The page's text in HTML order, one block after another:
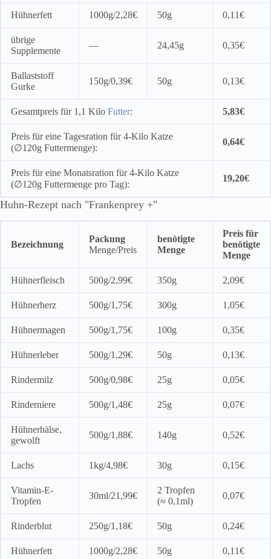
Hühnerfett 1000g/2,28€ 50g 0,11€
übrige
Supplemente
— 24,45g 0,35€
Ballaststoff
Gurke
150g/0,39€ 50g 0,13€
Gesamtpreis für 1,1 Kilo Futter: 5,83€
Preis für eine Tagesration für 4-Kilo Katze
(∅120g Futtermenge):
0,64€
Preis für eine Monatsration für 4-Kilo Katze
(∅120g Futtermenge pro Tag):
19,20€
Huhn-Rezept nach "Frankenprey +"
Bezeichnung
Packung
Menge/Preis
benötigte
Menge
Preis für
benötigte
Menge
Hühnerfleisch 500g/2,99€ 350g 2,09€
Hühnerherz 500g/1,75€ 300g 1,05€
Hühnermagen 500g/1,75€ 100g 0,35€
Hühnerleber 500g/1,29€ 50g 0,13€
Rindermilz 500g/0,98€ 25g 0,05€
Rinderniere 500g/1,48€ 25g 0,07€
Hühnerhälse,
gewolft
500g/1,88€ 140g 0,52€
Lachs 1kg/4,98€ 30g 0,15€
Vitamin-E-
Tropfen
30ml/21,99€
2 Tropfen
(≈ 0,1ml)
0,07€
Rinderblut 250g/1,18€ 50g 0,24€
Hühnerfett 1000g/2,28€ 50g 0,11€